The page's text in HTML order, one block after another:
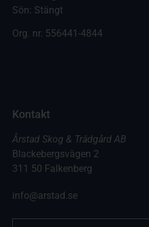
Sön: Stängt
Org. nr. 556441-4844
Kontakt
Årstad Skog & Trädgård AB
Blackebergsvägen 2
311 50 Falkenberg
info@arstad.se